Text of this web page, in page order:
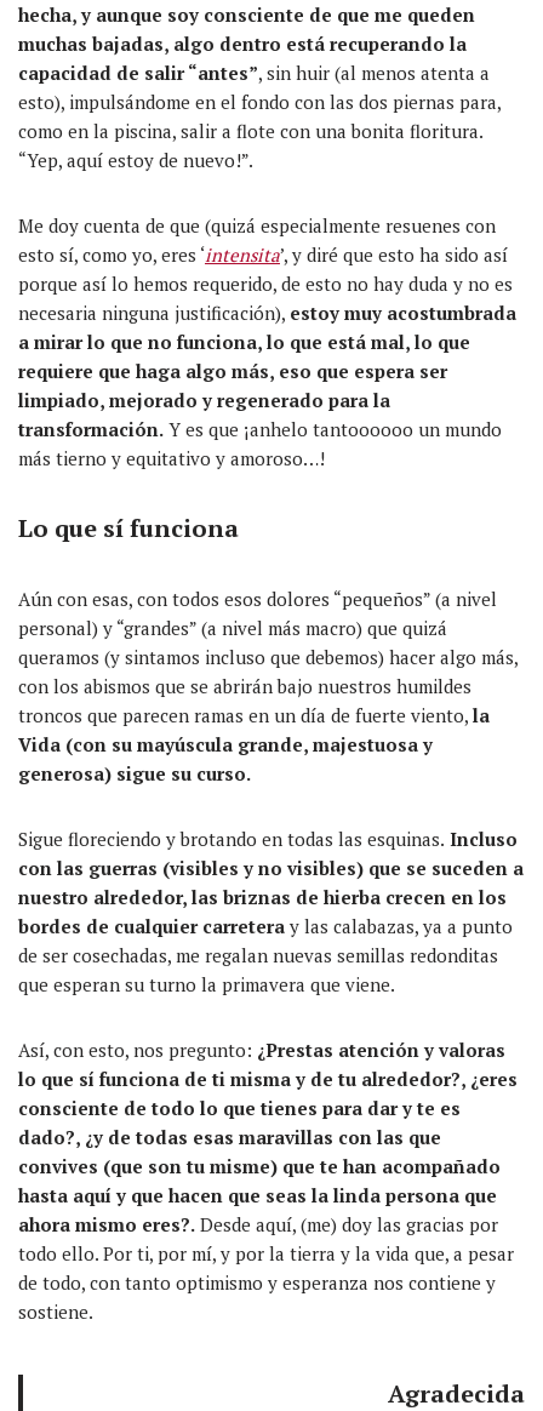
hecha, y aunque soy consciente de que me queden
muchas bajadas, algo dentro está recuperando la
capacidad de salir “antes”, sin huir (al menos atenta a
esto), impulsándome en el fondo con las dos piernas para,
como en la piscina, salir a flote con una bonita floritura.
“Yep, aquí estoy de nuevo!”.
Me doy cuenta de que (quizá especialmente resuenes con
esto sí, como yo, eres ‘intensita’, y diré que esto ha sido así
porque así lo hemos requerido, de esto no hay duda y no es
necesaria ninguna justificación), estoy muy acostumbrada
a mirar lo que no funciona, lo que está mal, lo que
requiere que haga algo más, eso que espera ser
limpiado, mejorado y regenerado para la
transformación. Y es que ¡anhelo tantoooooo un mundo
más tierno y equitativo y amoroso…!
Lo que sí funciona
Aún con esas, con todos esos dolores “pequeños” (a nivel
personal) y “grandes” (a nivel más macro) que quizá
queramos (y sintamos incluso que debemos) hacer algo más,
con los abismos que se abrirán bajo nuestros humildes
troncos que parecen ramas en un día de fuerte viento, la
Vida (con su mayúscula grande, majestuosa y
generosa) sigue su curso.
Sigue floreciendo y brotando en todas las esquinas. Incluso
con las guerras (visibles y no visibles) que se suceden a
nuestro alrededor, las briznas de hierba crecen en los
bordes de cualquier carretera y las calabazas, ya a punto
de ser cosechadas, me regalan nuevas semillas redonditas
que esperan su turno la primavera que viene.
Así, con esto, nos pregunto: ¿Prestas atención y valoras
lo que sí funciona de ti misma y de tu alrededor?, ¿eres
consciente de todo lo que tienes para dar y te es
dado?, ¿y de todas esas maravillas con las que
convives (que son tu misme) que te han acompañado
hasta aquí y que hacen que seas la linda persona que
ahora mismo eres?. Desde aquí, (me) doy las gracias por
todo ello. Por ti, por mí, y por la tierra y la vida que, a pesar
de todo, con tanto optimismo y esperanza nos contiene y
sostiene.
Agradecida